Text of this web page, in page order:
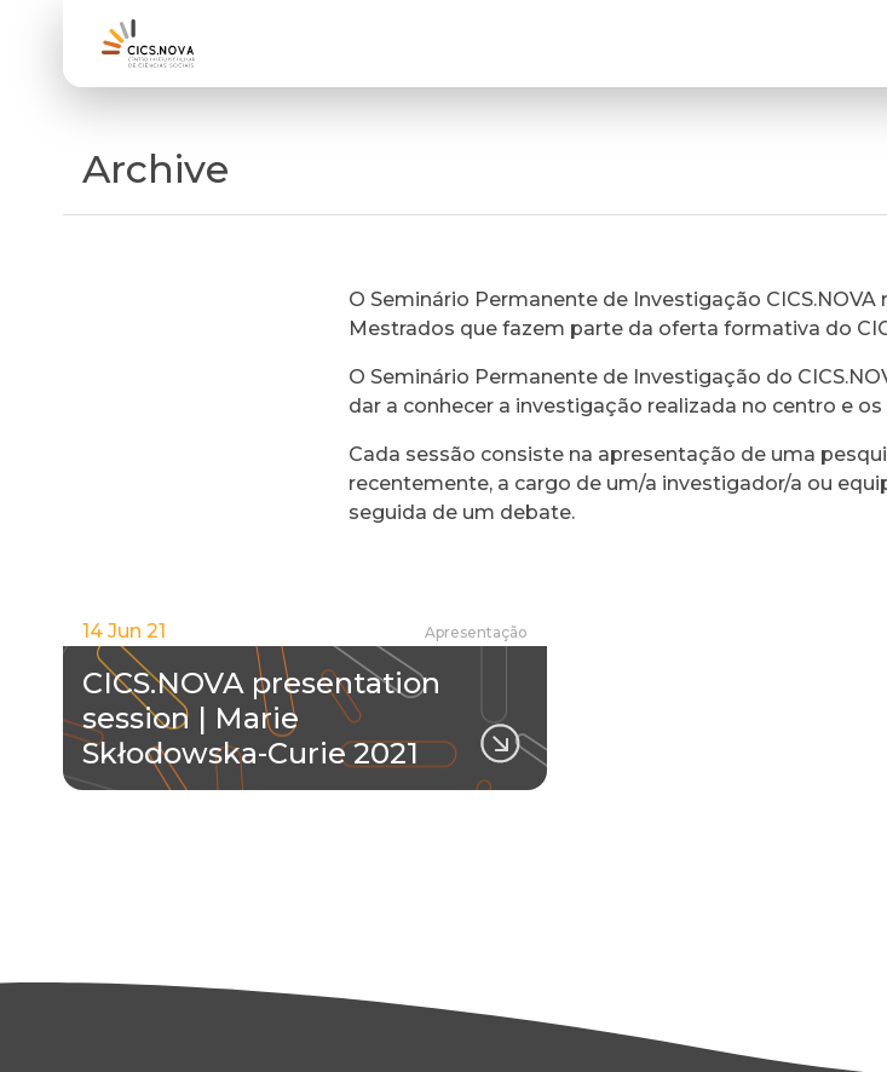
Archive
O Seminário Permanente de Investigação CICS.NOVA
Mestrados que fazem parte da oferta formativa do
O Seminário Permanente de Investigação do
dar a conhecer a investigação realizada no centro e
Cada sessão consiste na apresentação de uma
recentemente, a cargo de um/a investigador/a ou
seguida de um debate.
14 Jun 21 Apresentação
CICS.NOVA presentation
session | Marie
Skłodowska-Curie 2021